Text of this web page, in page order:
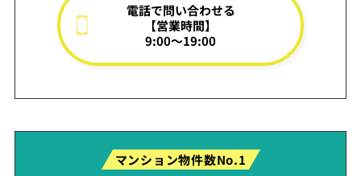
電話で問い合わせる
【営業時間】
9:00～19:00
マンション物件数No.1